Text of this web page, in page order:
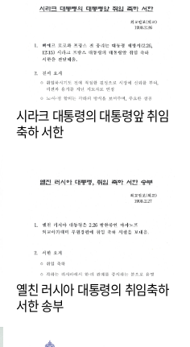
시라크 대통령의 대통령앞 취임
축하 서한
옐친 러시아 대통령의 취임축하
서한 송부